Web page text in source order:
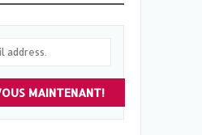
MAINTENANT!